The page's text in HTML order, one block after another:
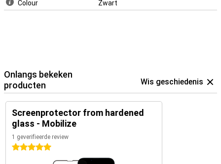
Colour Zwart
Onlangs bekeken
producten
Wis geschiedenis
Screenprotector from hardened
glass - Mobilize
1 geverifieerde review
5 sterren